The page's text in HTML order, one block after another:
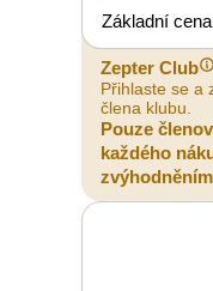
Základní cena
Zepter Club
Přihlaste se a
člena klubu.
Pouze
každého